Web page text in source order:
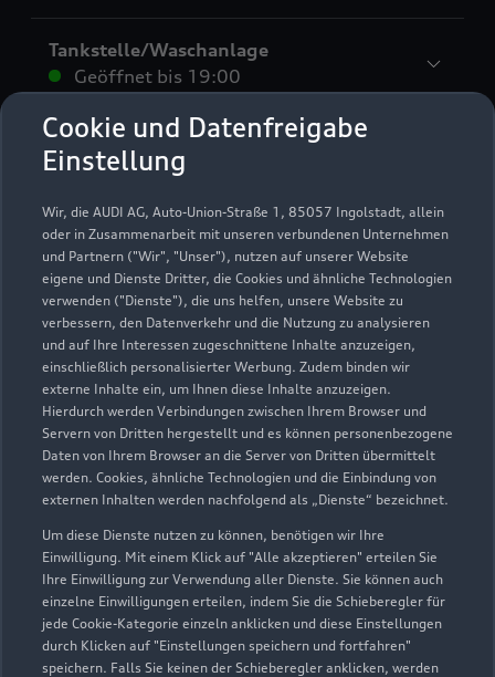
Cookie und Datenfreigabe
Einstellung
Wir, die AUDI AG, Auto-Union-Straße 1, 85057 Ingolstadt, allein
oder in Zusammenarbeit mit unseren verbundenen Unternehmen
und Partnern ("Wir", "Unser"), nutzen auf unserer Website
eigene und Dienste Dritter, die Cookies und ähnliche Technologien
verwenden ("Dienste"), die uns helfen, unsere Website zu
verbessern, den Datenverkehr und die Nutzung zu analysieren
und auf Ihre Interessen zugeschnittene Inhalte anzuzeigen,
einschließlich personalisierter Werbung. Zudem binden wir
externe Inhalte ein, um Ihnen diese Inhalte anzuzeigen.
Hierdurch werden Verbindungen zwischen Ihrem Browser und
Servern von Dritten hergestellt und es können personenbezogene
Daten von Ihrem Browser an die Server von Dritten übermittelt
werden. Cookies, ähnliche Technologien und die Einbindung von
externen Inhalten werden nachfolgend als „Dienste“ bezeichnet.
Um diese Dienste nutzen zu können, benötigen wir Ihre
Einwilligung. Mit einem Klick auf "Alle akzeptieren" erteilen Sie
Ihre Einwilligung zur Verwendung aller Dienste. Sie können auch
einzelne Einwilligungen erteilen, indem Sie die Schieberegler für
jede Cookie-Kategorie einzeln anklicken und diese Einstellungen
durch Klicken auf "Einstellungen speichern und fortfahren"
speichern. Falls Sie keinen der Schieberegler anklicken, werden
Tankstelle/Waschanlage
Geöffnet bis 19:00
Werkstatt
Geöffnet bis17:00
Außerhalb der Öffnungszeiten: Tankautomat mit EC-
Karte / Girocard / Maestro
Zu den Rädern